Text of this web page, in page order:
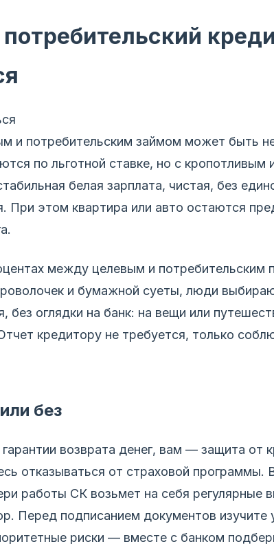
и потребительским займом может быть
по льготной ставке, но с кропотливым
белая зарплата, чистая, без
При этом квартира или авто остаются
между целевым и потребительским
и бумажной суеты, люди
без оглядки на банк: на вещи или
кредитору не требуется, только
без
возврата денег, вам — защита от
отказываться от страховой программы.
работы СК возьмет на себя регулярные
Перед подписанием документов изучите
риски — вместе с банком